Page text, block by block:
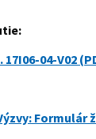
04-V02
Formulár